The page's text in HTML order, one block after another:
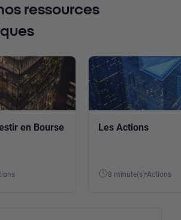
ressources
en Bourse
Les Actions
8 minute(s) Actions